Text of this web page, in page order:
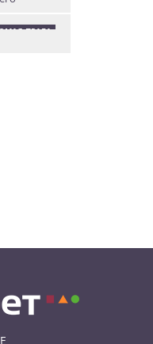
ПРАГА